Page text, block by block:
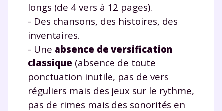
longs (de 4 vers à 12 pages).
- Des chansons, des histoires, des
inventaires.
- Une absence de versification
classique (absence de toute
ponctuation inutile, pas de vers
réguliers mais des jeux sur le rythme,
pas de rimes mais des sonorités en
TESTER GRATUITEMENT
* Votre code d'accès sera envoyé à cette adresse e-mail. En
renseignant votre e-mail, vous consentez à ce que vos
données à caractère personnel soient traitées par SEJER, sous
la marque myMaxicours, afin que SEJER puisse vous donner
accès au service de soutien scolaire pendant 24h. Pour en
savoir plus sur la gestion de vos données personnelles et
pour exercer vos droits, vous pouvez consulter notre
charte.